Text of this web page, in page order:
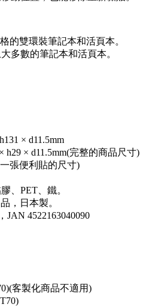
的雙環裝筆記本和活頁本。
多數的筆記本和活頁本。
× d11.5mm
h29 × d11.5mm(完整的商品尺寸)
張便利貼的尺寸)
、PET、鐵。
，日本製。
JAN 4522163040090
客製化商品不適用)